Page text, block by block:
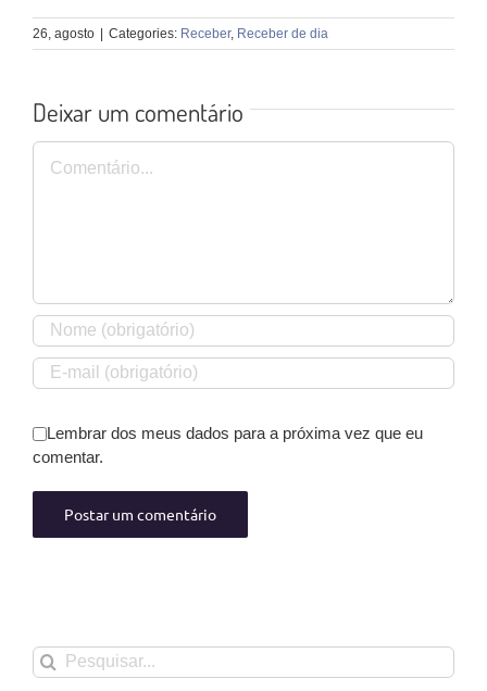
26, agosto | Categories: Receber, Receber de dia
Deixar um comentário
Comentário
Lembrar dos meus dados para a próxima vez que eu
comentar.
Buscar
resultados